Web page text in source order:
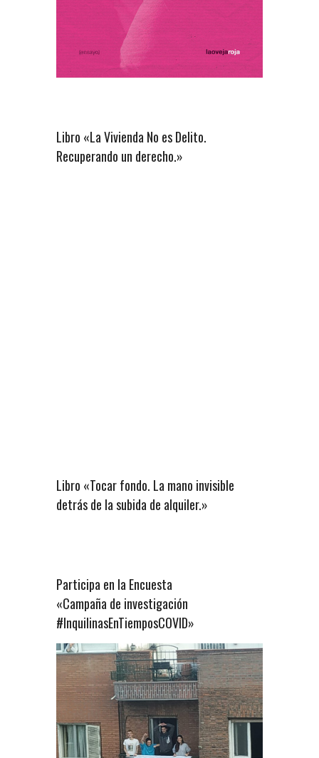
Libro «La Vivienda No es Delito.
Recuperando un derecho.»
Libro «Tocar fondo. La mano invisible
detrás de la subida de alquiler.»
Participa en la Encuesta
«Campaña de investigación
#InquilinasEnTiemposCOVID»